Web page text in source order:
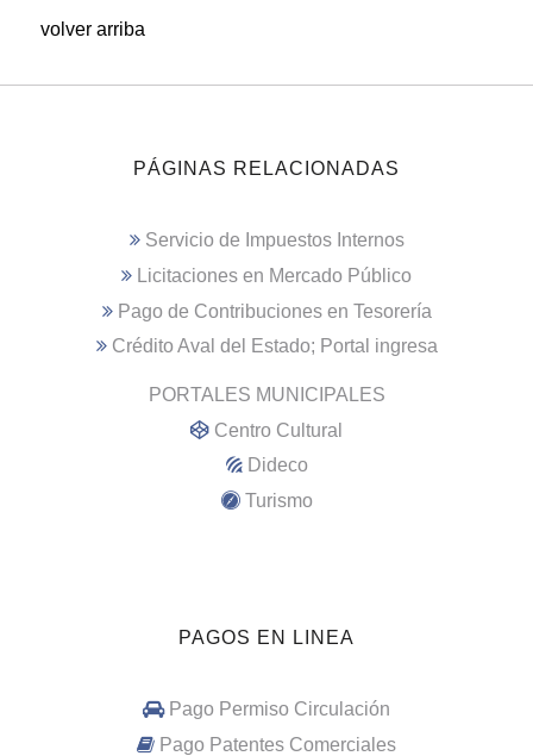
volver arriba
PÁGINAS RELACIONADAS
Servicio de Impuestos Internos
Licitaciones en Mercado Público
Pago de Contribuciones en Tesorería
Crédito Aval del Estado; Portal ingresa
PORTALES MUNICIPALES
Centro Cultural
Dideco
Turismo
PAGOS EN LINEA
Pago Permiso Circulación
Pago Patentes Comerciales